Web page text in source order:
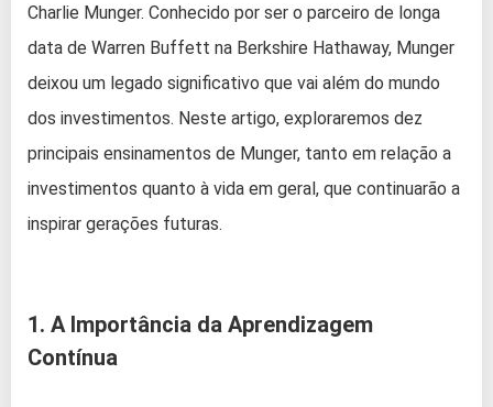
Charlie Munger. Conhecido por ser o parceiro de longa
data de Warren Buffett na Berkshire Hathaway, Munger
deixou um legado significativo que vai além do mundo
dos investimentos. Neste artigo, exploraremos dez
principais ensinamentos de Munger, tanto em relação a
investimentos quanto à vida em geral, que continuarão a
inspirar gerações futuras.
1. A Importância da Aprendizagem
Contínua